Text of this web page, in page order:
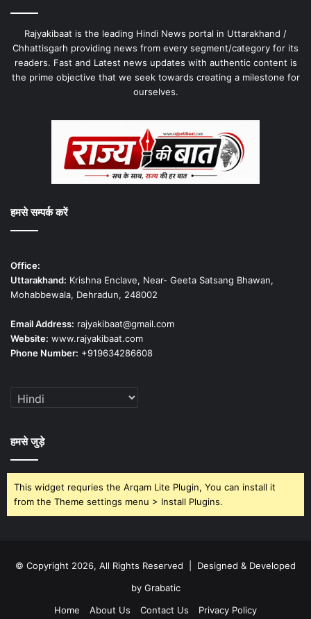
Rajyakibaat is the leading Hindi News portal in Uttarakhand /
Chhattisgarh providing news from every segment/category for its
readers. Fast and Latest news updates with authentic content is
the prime objective that we seek towards creating a milestone for
ourselves.
हमसे सम्पर्क करें
Office:
Uttarakhand: Krishna Enclave, Near- Geeta Satsang Bhawan,
Mohabbewala, Dehradun, 248002
Email Address: rajyakibaat@gmail.com
Website: www.rajyakibaat.com
Phone Number: +919634286608
हमसे जुड़े
This widget requries the Arqam Lite Plugin, You can install it
from the Theme settings menu > Install Plugins.
© Copyright 2026, All Rights Reserved | Designed & Developed
by Grabatic
Home
About Us Contact Us Privacy Policy